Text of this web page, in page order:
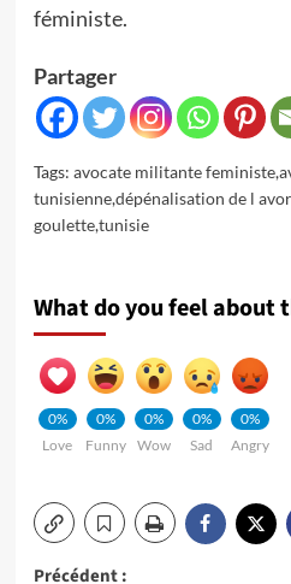
féministe.
Partager
Tags: avocate militante feministe,
tunisienne,dépénalisation de l
goulette,tunisie
What do you feel about
0%
Love
0%
Funny
0%
Wow
0%
Sad
0%
Angry
Précédent :